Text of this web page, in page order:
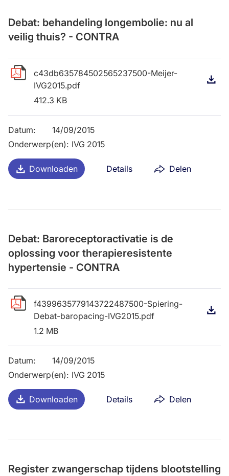
Downloaden Details Delen
Debat: behandeling longembolie: nu al
veilig thuis? - CONTRA
c43db635784502565237500-Meijer-
IVG2015.pdf
412.3 KB
Datum:
14/09/2015
Onderwerp(en): IVG 2015
Downloaden Details Delen
Debat: Baroreceptoractivatie is de
oplossing voor therapieresistente
hypertensie - CONTRA
f4399635779143722487500-Spiering-
Debat-baropacing-IVG2015.pdf
1.2 MB
Datum:
14/09/2015
Onderwerp(en): IVG 2015
Register zwangerschap tijdens blootstelling